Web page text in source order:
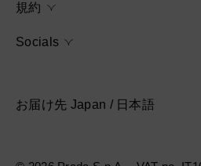
規約
Socials
お届け先 Japan / 日本語